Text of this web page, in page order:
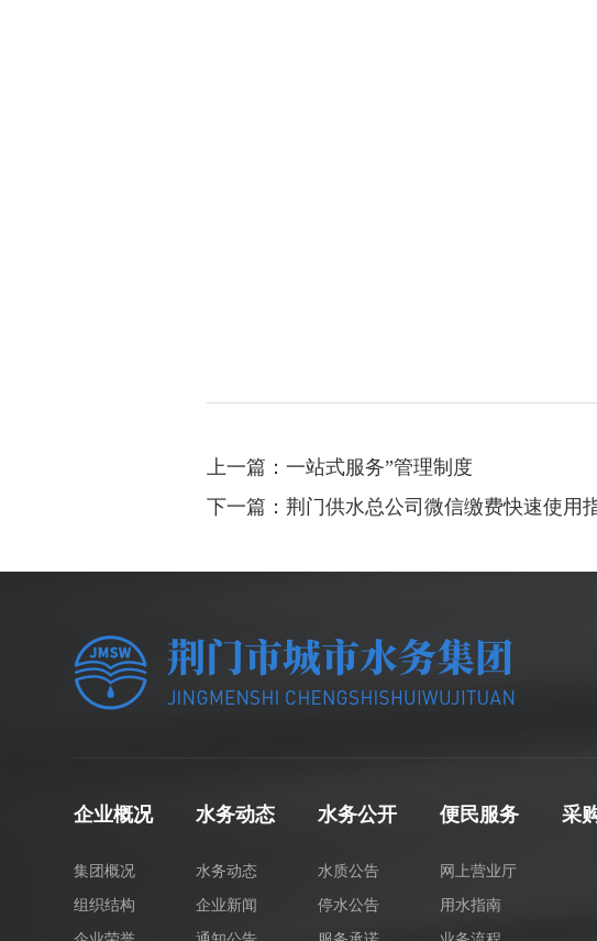
上一篇：一站式服务”管理制度
下一篇：荆门供水总公司微信缴费快速使用
企业概况
集团概况
组织结构
水务动态
水务动态
企业新闻
水务公开
水质公告
停水公告
便民服务
网上营业厅
用水指南
采